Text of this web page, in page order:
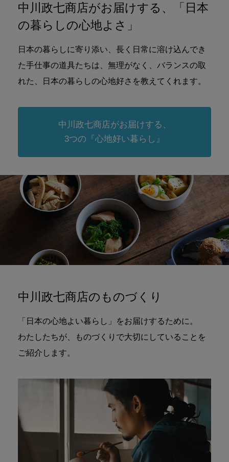
中川政七商店がお届けする、「日本
の暮らしの心地よさ」
日本の暮らしに寄り添い、長く日常に溶け込んでき
た手仕事の道具たちは、無理がなく、バランスの取
れた、日本の暮らしの心地好さを教えてくれます。
中川政七商店がお届けする、
3つの『心地好い暮らし』
中川政七商店のものづくり
「日本の心地よい暮らし」をお届けするために。
わたしたちが、ものづくりで大切にしていることを
ご紹介します。